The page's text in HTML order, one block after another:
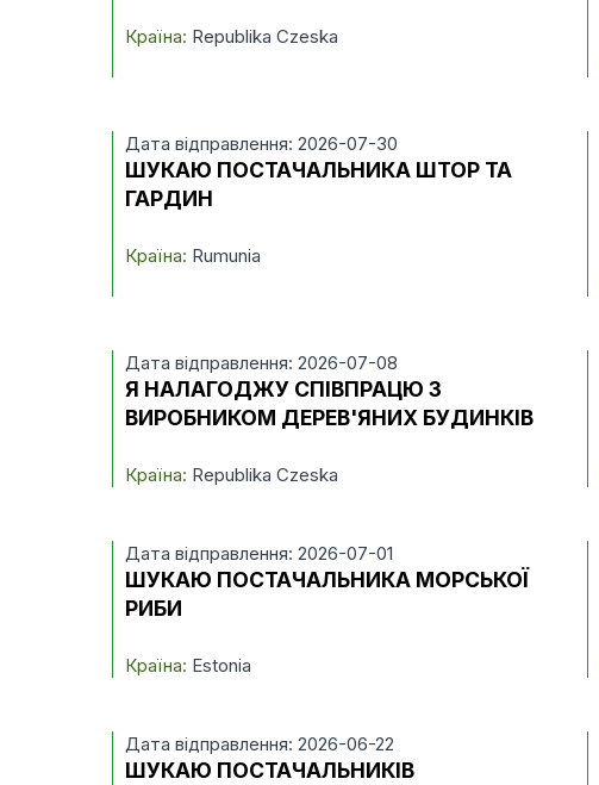
Країна: Republika Czeska
Дата відправлення: 2026-07-30
ШУКАЮ ПОСТАЧАЛЬНИКА ШТОР ТА
ГАРДИН
Країна: Rumunia
Дата відправлення: 2026-07-08
Я НАЛАГОДЖУ СПІВПРАЦЮ З
ВИРОБНИКОМ ДЕРЕВ'ЯНИХ БУДИНКІВ
Країна: Republika Czeska
Дата відправлення: 2026-07-01
ШУКАЮ ПОСТАЧАЛЬНИКА МОРСЬКОЇ
РИБИ
Країна: Estonia
Дата відправлення: 2026-06-22
ШУКАЮ ПОСТАЧАЛЬНИКІВ